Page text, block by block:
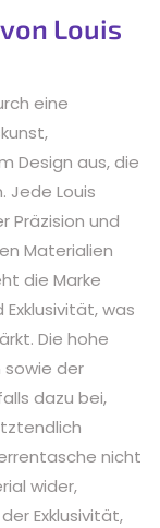
Louis
eine
Design aus, die
Jede Louis
Präzision und
Materialien
die Marke
was
Die hohe
sowie der
dazu bei,
nicht
wider,
Exklusivität,